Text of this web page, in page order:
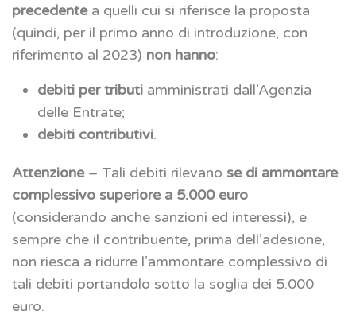
precedentea quelli cui si riferisce la proposta
(quindi, per il primo anno di introduzione, con
riferimento al 2023) non hanno:
debiti per tributi amministrati dall’Agenzia
delle Entrate;
debiti contributivi.
Attenzione– Tali debiti rilevano se di ammontare
complessivo superiore a 5.000 euro
(considerando anche sanzioni ed interessi), e
sempre che il contribuente, prima dell’adesione,
non riesca a ridurre l’ammontare complessivo di
tali debiti portandolo sotto la soglia dei 5.000
euro.